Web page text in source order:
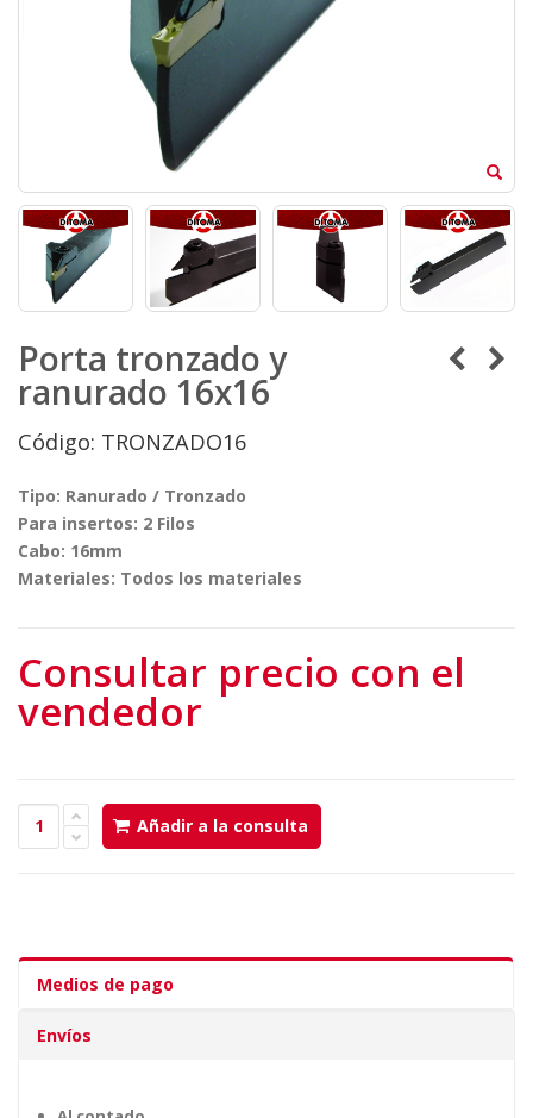
Porta tronzado y
ranurado 16x16
Código: TRONZADO16
Tipo: Ranurado / Tronzado
Para insertos: 2 Filos
Cabo: 16mm
Materiales: Todos los materiales
Consultar precio con el
vendedor
Añadir a la consulta
Medios de pago
Envíos